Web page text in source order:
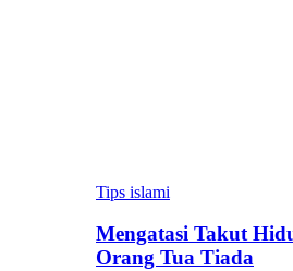
Tips islami
Mengatasi Takut
Orang Tua Tiada